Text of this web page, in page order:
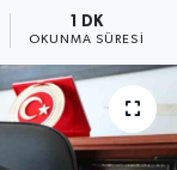
1 DK
OKUNMA SÜRESI